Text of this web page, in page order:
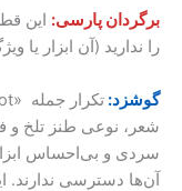
برگردان پارسی: این
را ندارید (آن ابزار یا
گوشزد:
شعر، نوعی طنز تلخ و
سردی و بی‌احساس
آن‌ها دسترسی ندارند.